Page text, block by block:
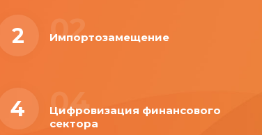
2 02
Импортозамещение
4 04
Цифровизация финансового
сектора